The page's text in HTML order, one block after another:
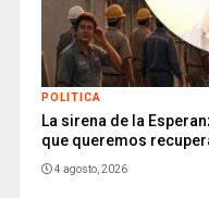
POLITICA
La sirena de la
que queremos
4 agosto, 2026